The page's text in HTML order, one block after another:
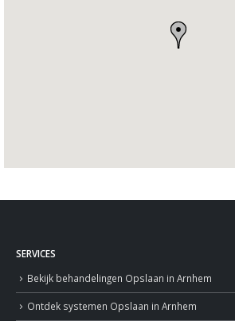
SERVICES
Bekijk behandelingen Opslaan in Arnhem
Ontdek systemen Opslaan in Arnhem